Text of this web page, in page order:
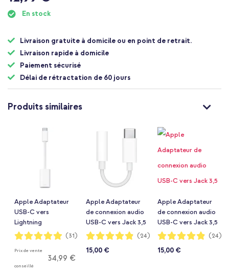
de
la
d’images
En stock
Livraison gratuite à domicile ou en point de retrait.
Livraison rapide à domicile
Paiement sécurisé
Délai de rétractation de 60 jours
Produits similaires
Apple Adaptateur
USB-C vers
Lightning
Notation:
98%
(31)
Prix de vente
conseillé
34,99 €
Apple Adaptateur
de connexion audio
USB-C vers Jack 3,5
mm - Blanc
Notation:
97%
(24)
15,00 €
Apple Adaptateur
de connexion audio
USB-C vers Jack 3,5
mm (AUX) - Blanc
Notation:
97%
(24)
15,00 €